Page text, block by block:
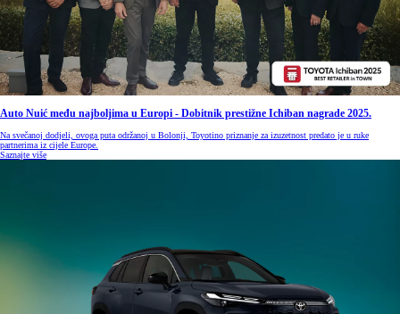
Auto Nuić među najboljima u Europi - Dobitnik prestižne Ichiban nagrade 2025.
Na svečanoj dodjeli, ovoga puta održanoj u Bolonji, Toyotino priznanje za izuzetnost predato je u ruke
partnerima iz cijele Europe.
Saznajte više